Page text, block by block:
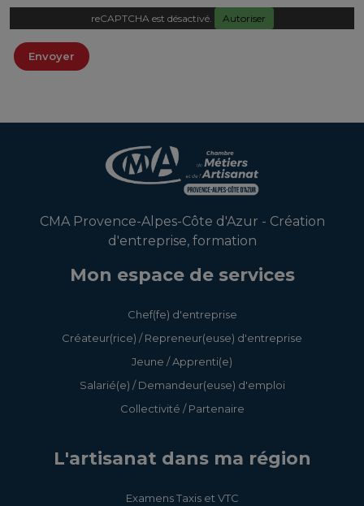
reCAPTCHA est désactivé. Autoriser
Envoyer
CMA Provence-Alpes-Côte d'Azur - Création
d'entreprise, formation
Mon espace de services
Chef(fe) d'entreprise
Créateur(rice) / Repreneur(euse) d'entreprise
Jeune / Apprenti(e)
Salarié(e) / Demandeur(euse) d'emploi
Collectivité / Partenaire
L'artisanat dans ma région
Examens Taxis et VTC